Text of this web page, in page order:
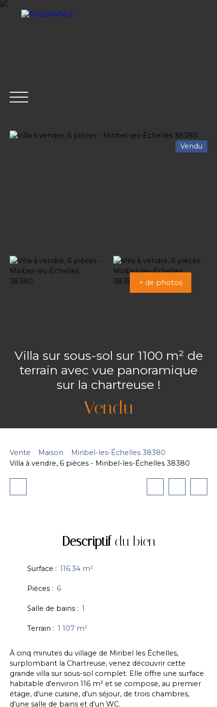
GESTION
Vendu
+ de photos
Villa sur sous-sol sur 1100 m² de
terrain avec vue panoramique
sur la chartreuse !
Vendu
Vente Maison
Miribel-les-Échelles 38380
Villa à vendre, 6 pièces - Miribel-les-Échelles 38380
Descriptifdu bien
Surface : 116.34 m²
Pièces : 6
Salle de bains : 1
Terrain : 1 107 m²
À cinq minutes du village de Miribel les Échelles,
surplombant la Chartreuse, venez découvrir cette
grande villa sur sous-sol complet. Elle offre une surface
habitable d'environ 116 m² et se compose, au premier
étage, d’une cuisine, d’un séjour, de trois chambres,
d’une salle de bains et d’un WC.